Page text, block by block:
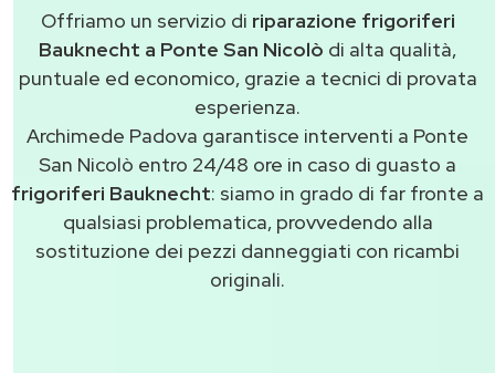
Offriamo un servizio di riparazione frigoriferi
Bauknecht a Ponte San Nicolò di alta qualità,
puntuale ed economico, grazie a tecnici di provata
esperienza.
Archimede Padova garantisce interventi a Ponte
San Nicolò entro 24/48 ore in caso di guasto a
frigoriferi Bauknecht: siamo in grado di far fronte a
qualsiasi problematica, provvedendo alla
sostituzione dei pezzi danneggiati con ricambi
originali.